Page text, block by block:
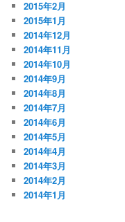
2015年2月
2015年1月
2014年12月
2014年11月
2014年10月
2014年9月
2014年8月
2014年7月
2014年6月
2014年5月
2014年4月
2014年3月
2014年2月
2014年1月